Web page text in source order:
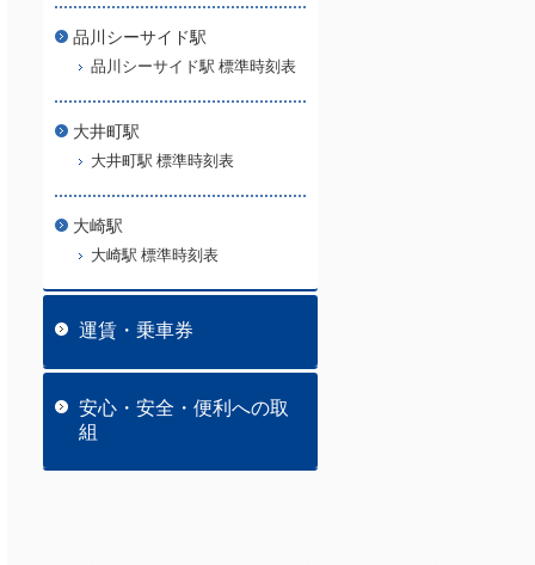
品川シーサイド駅
品川シーサイド駅 標準時刻表
大井町駅
大井町駅 標準時刻表
大崎駅
大崎駅 標準時刻表
運賃・乗車券
安心・安全・便利への取
組